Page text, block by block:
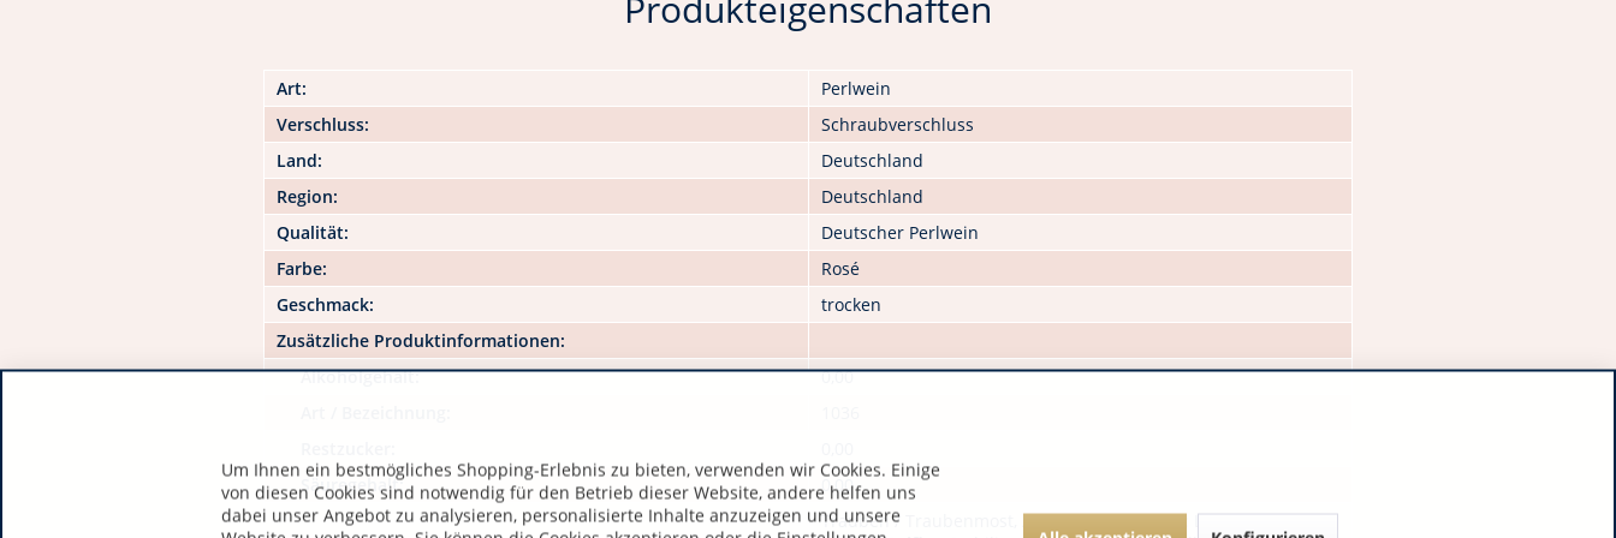
Art:
Perlwein
Verschluss:
Schraubverschluss
Land:
Deutschland
Region:
Deutschland
Qualität:
Deutscher Perlwein
Farbe:
Rosé
Geschmack:
trocken
Zusätzliche Produktinformationen:
Alkoholgehalt:
0,00
Säuregehalt:
0,00
Trauben / Traubenmost, Antioxidationsmittel: L-Ascorbinsäure,
Um Ihnen ein bestmögliches Shopping-Erlebnis zu bieten, verwenden wir Cookies. Einige
von diesen Cookies sind notwendig für den Betrieb dieser Website, andere helfen uns
dabei unser Angebot zu analysieren, personalisierte Inhalte anzuzeigen und unsere